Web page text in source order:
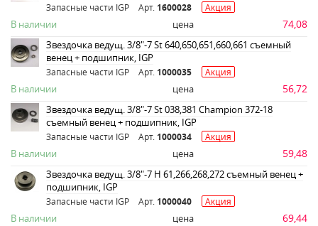
Запасные части IGP Арт. 1600028 Акция
В наличии цена 74,08
Звездочка ведущ. 3/8"-7 St 640,650,651,660,661 съемный
венец + подшипник, IGP
Запасные части IGP Арт. 1000035 Акция
В наличии цена 56,72
Звездочка ведущ. 3/8"-7 St 038,381 Champion 372-18
съемный венец + подшипник, IGP
Запасные части IGP Арт. 1000034 Акция
В наличии цена 59,48
Звездочка ведущ. 3/8"-7 H 61,266,268,272 съемный венец +
подшипник, IGP
Запасные части IGP Арт. 1000040 Акция
В наличии цена 69,44